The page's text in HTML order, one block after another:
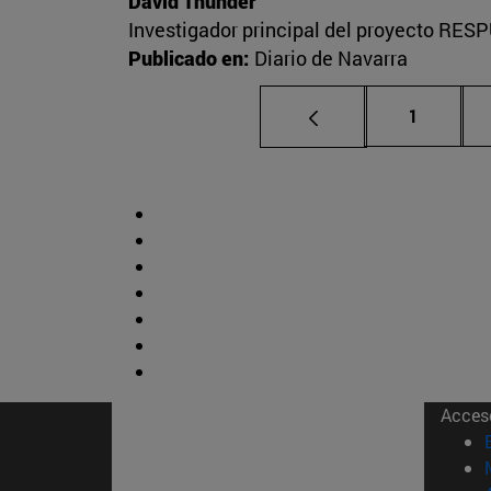
Investigador principal del proyecto
Publicado en: Diario de Navarra
Página
1